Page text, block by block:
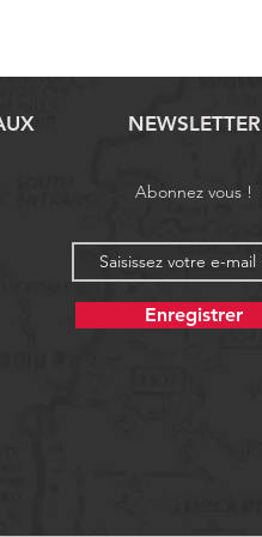
NEWSLETTER
Abonnez vous !
Enregistrer